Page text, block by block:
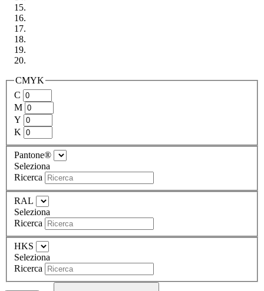
CMYK
C
M
Y
K
Pantone®
Seleziona
Ricerca
RAL
Seleziona
Ricerca
HKS
Seleziona
Ricerca